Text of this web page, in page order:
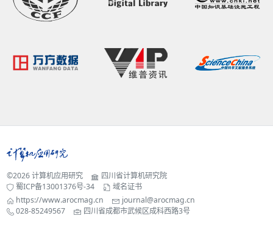
©2026 计算机应用研究
四川省计算机研究院
蜀ICP备13001376号-34
域名证书
https://www.arocmag.cn
journal@arocmag.cn
028-85249567
四川省成都市武候区成科西路3号